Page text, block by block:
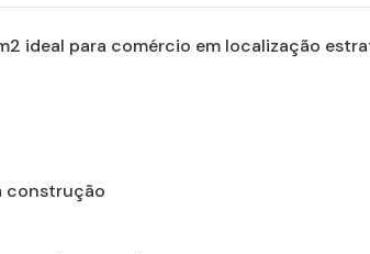
ideal para comércio em localização
construção